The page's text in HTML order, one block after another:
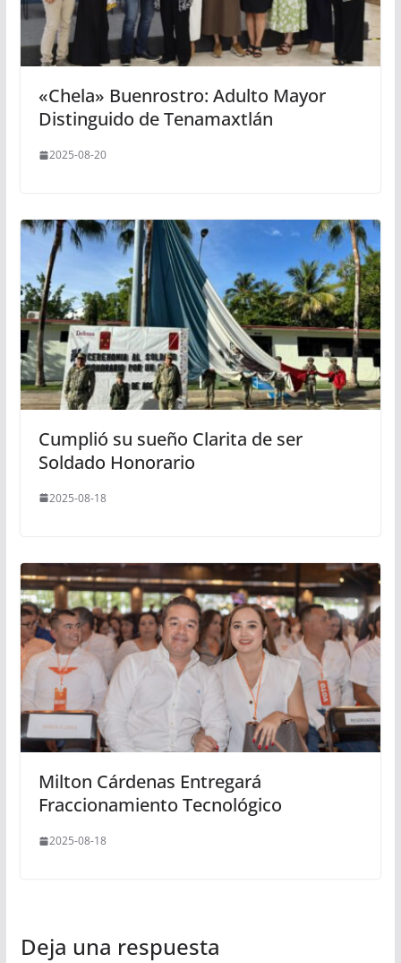
«Chela» Buenrostro: Adulto Mayor
Distinguido de Tenamaxtlán
2025-08-20
Cumplió su sueño Clarita de ser
Soldado Honorario
2025-08-18
Milton Cárdenas Entregará
Fraccionamiento Tecnológico
2025-08-18
Deja una respuesta